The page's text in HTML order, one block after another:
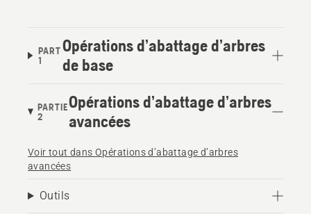
PART
1
Opérations d’abattage d’arbres
de base
PARTIE
2
Opérations d’abattage d’arbres
avancées
Voir tout dans Opérations d’abattage d’arbres
avancées
Outils